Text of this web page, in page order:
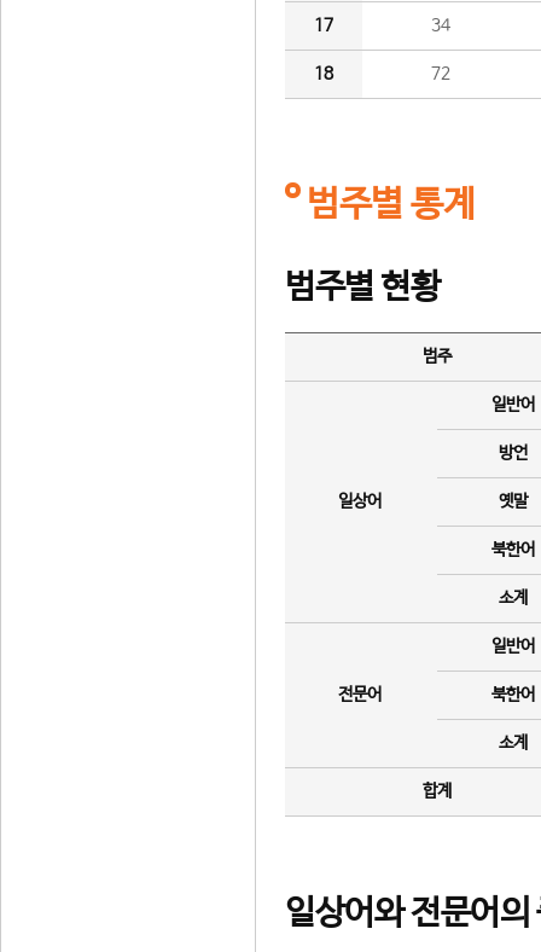
17 34
18 72
범주별 통계
범주별 현황
범주
일상어
일반어
방언
옛말
북한어
소계
전문어
일반어
북한어
소계
합계
일상어와 전문어의